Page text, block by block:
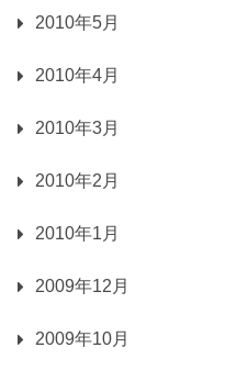
2010年5月
2010年4月
2010年3月
2010年2月
2010年1月
2009年12月
2009年10月